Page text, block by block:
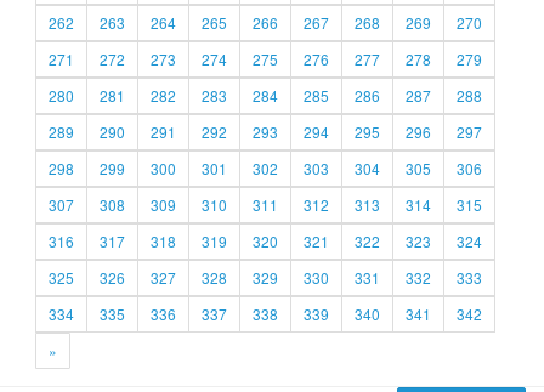
262
263 264 265 266 267 268 269
270
271
272 273 274 275 276 277 278
279
280
281 282 283 284 285 286 287
288
289
290 291 292 293 294 295 296
297
298
299 300 301 302 303 304 305
306
307
308 309 310 311 312 313 314
315
316
317 318 319 320 321 322 323
324
325
326 327 328 329 330 331 332
333
334
335 336 337 338 339 340 341
342
»